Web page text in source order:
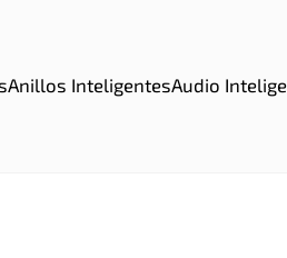
Anillos InteligentesAudio